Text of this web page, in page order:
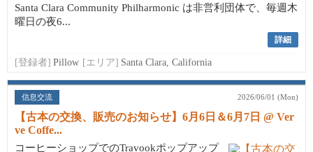
Santa Clara Community Philharmonic は非営利団体で、毎週木
曜日の夜6...
詳細
[登録者] Pillow [エリア] Santa Clara, California
信息交流 2026/06/01 (Mon)
【古本の交換、販売のお知らせ】6月6日＆6月7日 @ Ver
ve Coffe...
コーヒーショップでのTravookポップアップ